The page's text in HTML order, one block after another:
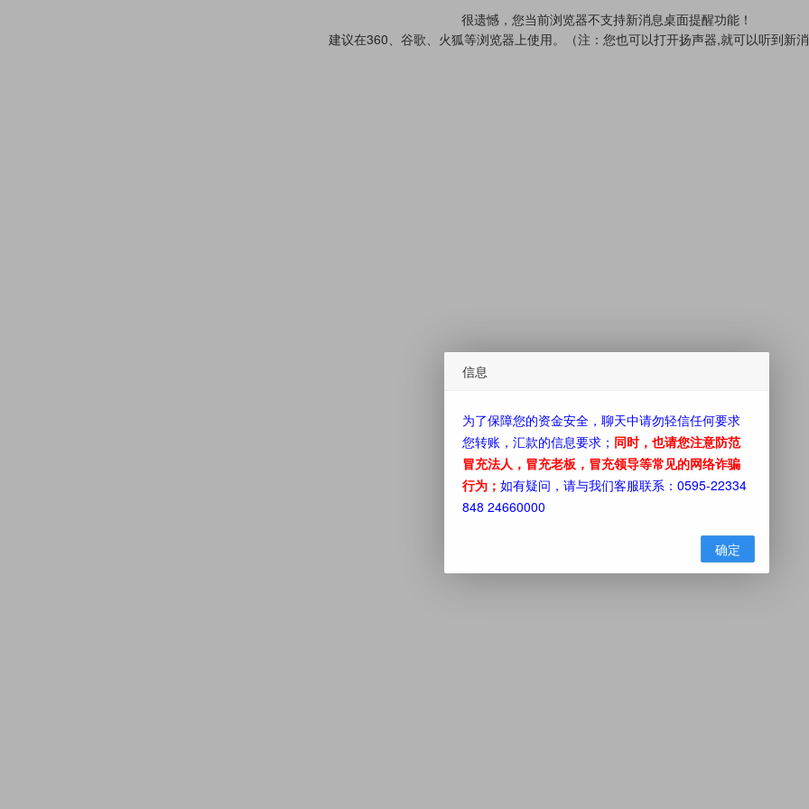
很遗憾，您当前浏览器不支持新消息桌面提醒功能！
建议在360、谷歌、火狐等浏览器上使用。（注：您也可以打开扬声器,就可以听到新消
信息
为了保障您的资金安全，聊天中请勿轻信任何要求
您转账，汇款的信息要求； 同时，也请您注意防范
冒充法人，冒充老板，冒充领导等常见的网络诈骗
行为； 如有疑问，请与我们客服联系：0595-22334
848 24660000
确定